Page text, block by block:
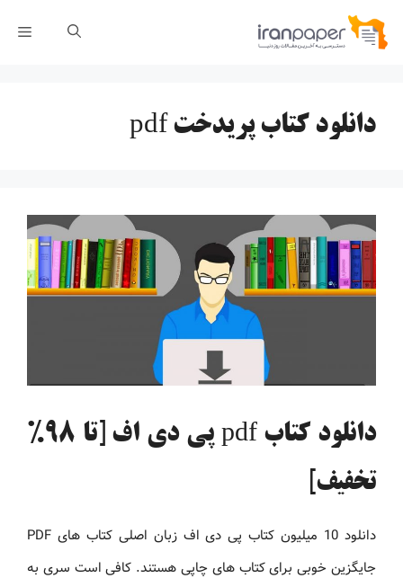
پرش
دانلود کتاب پریدخت pdf
دانلود کتاب pdf پی دی اف [تا 98%
تخفیف]
دانلود 10 میلیون کتاب پی دی اف زبان اصلی کتاب های PDF
جایگزین خوبی برای کتاب های چاپی هستند. کافی است سری به